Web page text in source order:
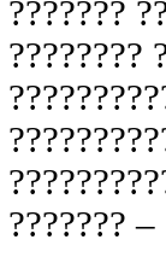
???????
????????
??????? –